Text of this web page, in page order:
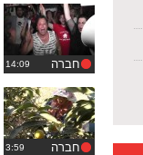
חברה
חברה